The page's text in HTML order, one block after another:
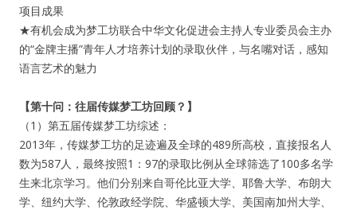
项目成果
★有机会成为梦工坊联合中华文化促进会主持人专业委员会主办
的“金牌主播”青年人才培养计划的录取伙伴，与名嘴对话，感知
语言艺术的魅力
【第十问：往届传媒梦工坊回顾？】
（1）第五届传媒梦工坊综述：
2013年，传媒梦工坊的足迹遍及全球的489所高校，直接报名人
数为587人，最终按照1：97的录取比例从全球筛选了100多名学
生来北京学习。他们分别来自哥伦比亚大学、耶鲁大学、布朗大
学、纽约大学、伦敦政经学院、华盛顿大学、美国南加州大学、